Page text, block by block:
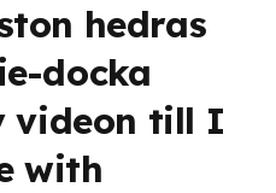
hedras
docka
videon till I
with